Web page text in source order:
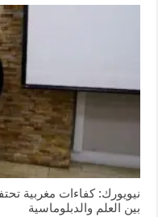
نيويورك: كفاءات مغربية
بين العلم والدبلوماسية